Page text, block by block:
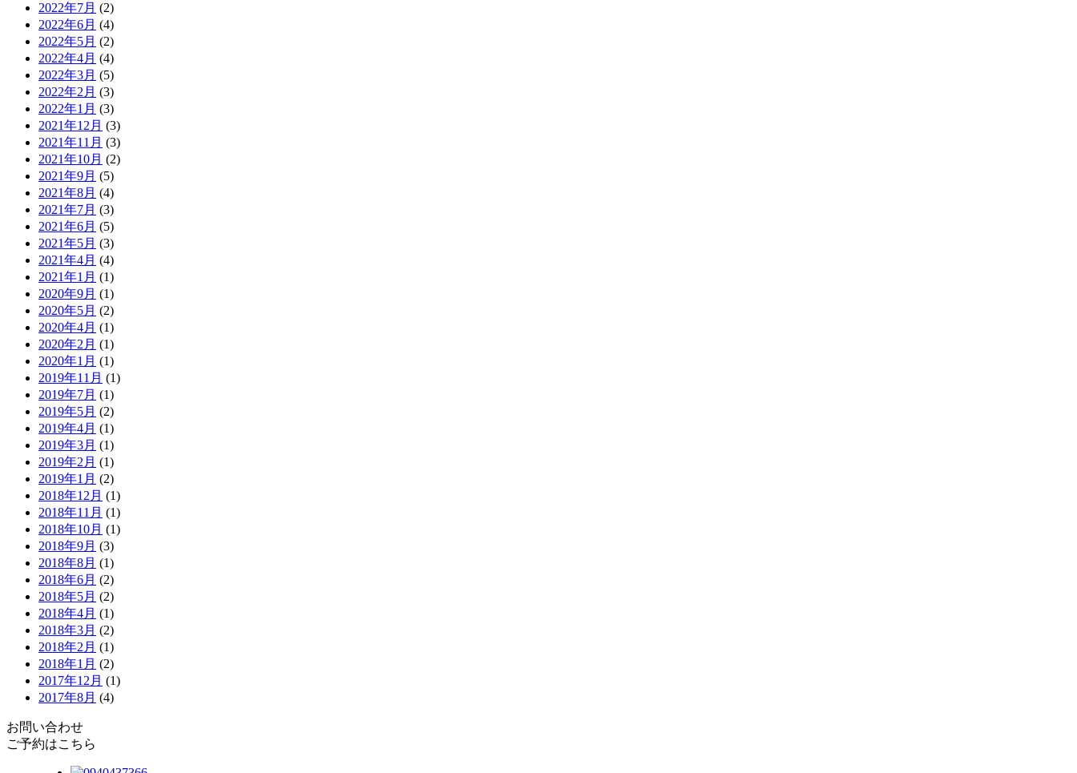
2022年7月 (2)
2022年6月 (4)
2022年5月 (2)
2022年4月 (4)
2022年3月 (5)
2022年2月 (3)
2022年1月 (3)
2021年12月 (3)
2021年11月 (3)
2021年10月 (2)
2021年9月 (5)
2021年8月 (4)
2021年7月 (3)
2021年6月 (5)
2021年5月 (3)
2021年4月 (4)
2021年1月 (1)
2020年9月 (1)
2020年5月 (2)
2020年4月 (1)
2020年2月 (1)
2020年1月 (1)
2019年11月 (1)
2019年7月 (1)
2019年5月 (2)
2019年4月 (1)
2019年3月 (1)
2019年2月 (1)
2019年1月 (2)
2018年12月 (1)
2018年11月 (1)
2018年10月 (1)
2018年9月 (3)
2018年8月 (1)
2018年6月 (2)
2018年5月 (2)
2018年4月 (1)
2018年3月 (2)
2018年2月 (1)
2018年1月 (2)
2017年12月 (1)
2017年8月 (4)
お問い合わせ
ご予約はこちら